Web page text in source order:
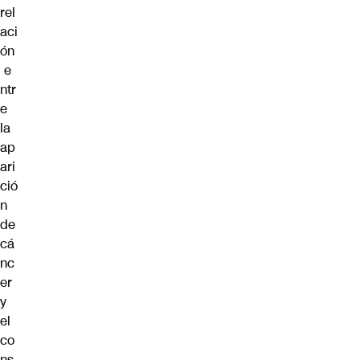
rel
aci
ón
e
ntr
e
la
ap
ari
ció
n
de
cá
nc
er
y
el
co